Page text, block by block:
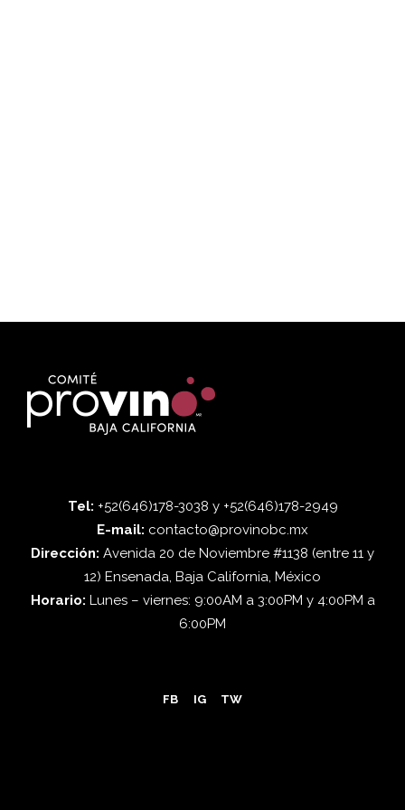
Tel: +52(646)178-3038 y +52(646)178-2949
E-mail: contacto@provinobc.mx
Dirección: Avenida 20 de Noviembre #1138 (entre 11 y
12) Ensenada, Baja California, México
Horario: Lunes – viernes: 9:00AM a 3:00PM y 4:00PM a
6:00PM
FB IG TW